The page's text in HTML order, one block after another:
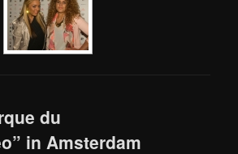
du
in Amsterdam